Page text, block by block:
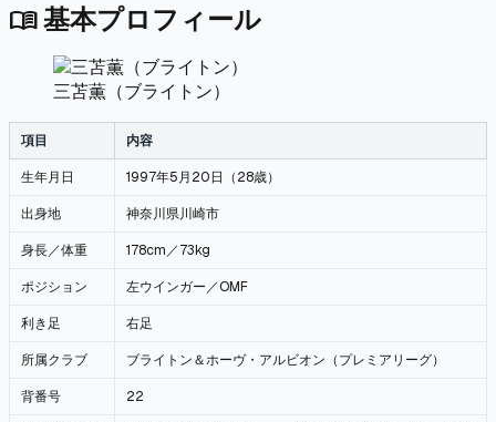
menu_book基本プロフィール
三苫薫（ブライトン）
項目 内容
生年月日 1997年5月20日（28歳）
出身地 神奈川県川崎市
身長／体重 178cm／73kg
ポジション 左ウインガー／OMF
利き足 右足
所属クラブ ブライトン＆ホーヴ・アルビオン（プレミアリーグ）
背番号 22